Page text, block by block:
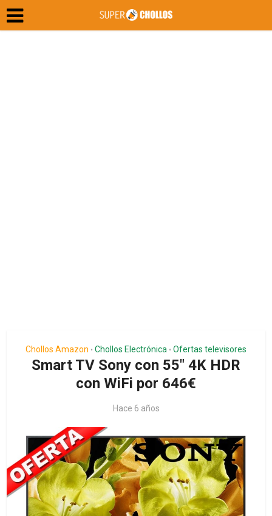
Chollos Amazon • Chollos Electrónica • Ofertas televisores
Smart TV Sony con 55″ 4K HDR
con WiFi por 646€
Hace 6 años